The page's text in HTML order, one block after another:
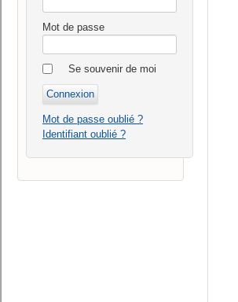
Mot de passe
Se souvenir de moi
Mot de passe oublié ?
Identifiant oublié ?